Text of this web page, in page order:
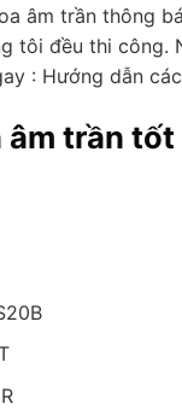
âm trần thông
tôi đều thi
: Hướng dẫn
âm trần